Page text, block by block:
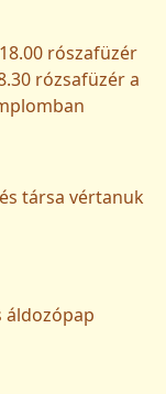
rószafüzér
rózsafüzér a
társa vértanuk
áldozópap